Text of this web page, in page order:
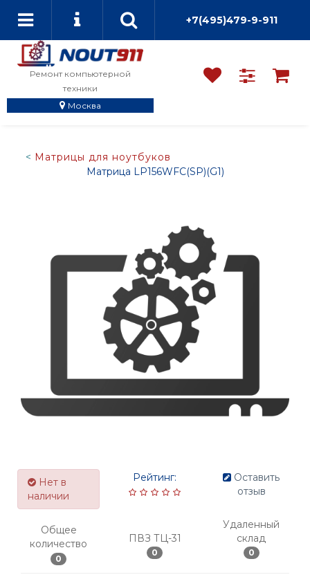
+7(495)479-9-911
Ремонт компьютерной
техники
Москва
Матрицы для ноутбуков
Матрица LP156WFC(SP)(G1)
Нет в
наличии
Общее
количество
0
Рейтинг:
ПВЗ ТЦ-31
0
Оставить
отзыв
Удаленный
склад
0